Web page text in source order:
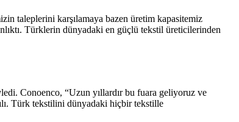
taleplerini karşılamaya bazen üretim kapasitemiz
Türklerin dünyadaki en güçlü tekstil üreticilerinden
Conoenco, “Uzun yıllardır bu fuara geliyoruz ve
Türk tekstilini dünyadaki hiçbir tekstille